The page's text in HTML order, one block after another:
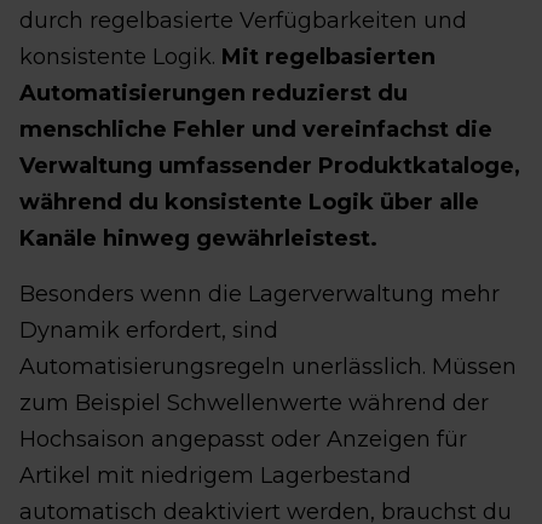
durch regelbasierte Verfügbarkeiten und
konsistente Logik. Mit regelbasierten
Automatisierungen reduzierst du
menschliche Fehler und vereinfachst die
Verwaltung umfassender Produktkataloge,
während du konsistente Logik über alle
Kanäle hinweg gewährleistest.
Besonders wenn die Lagerverwaltung mehr
Dynamik erfordert, sind
Automatisierungsregeln unerlässlich. Müssen
zum Beispiel Schwellenwerte während der
Hochsaison angepasst oder Anzeigen für
Artikel mit niedrigem Lagerbestand
automatisch deaktiviert werden, brauchst du